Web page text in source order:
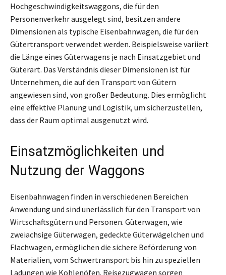
Hochgeschwindigkeitswaggons, die für den
Personenverkehr ausgelegt sind, besitzen andere
Dimensionen als typische Eisenbahnwagen, die für den
Gütertransport verwendet werden. Beispielsweise variiert
die Länge eines Güterwagens je nach Einsatzgebiet und
Güterart. Das Verständnis dieser Dimensionen ist für
Unternehmen, die auf den Transport von Gütern
angewiesen sind, von großer Bedeutung. Dies ermöglicht
eine effektive Planung und Logistik, um sicherzustellen,
dass der Raum optimal ausgenutzt wird.
Einsatzmöglichkeiten und
Nutzung der Waggons
Eisenbahnwagen finden in verschiedenen Bereichen
Anwendung und sind unerlässlich für den Transport von
Wirtschaftsgütern und Personen. Güterwagen, wie
zweiachsige Güterwagen, gedeckte Güterwägelchen und
Flachwagen, ermöglichen die sichere Beförderung von
Materialien, vom Schwertransport bis hin zu speziellen
Ladungen wie Kohlenöfen. Reisezugwagen sorgen